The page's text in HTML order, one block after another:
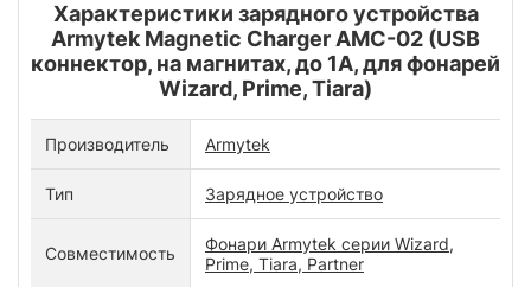
Характеристики зарядного устройства
Armytek Magnetic Charger AMC-02 (USB
коннектор, на магнитах, до 1А, для фонарей
Wizard, Prime, Tiara)
Производитель Armytek
Тип Зарядное устройство
Совместимость
Фонари Armytek серии Wizard,
Prime, Tiara, Partner